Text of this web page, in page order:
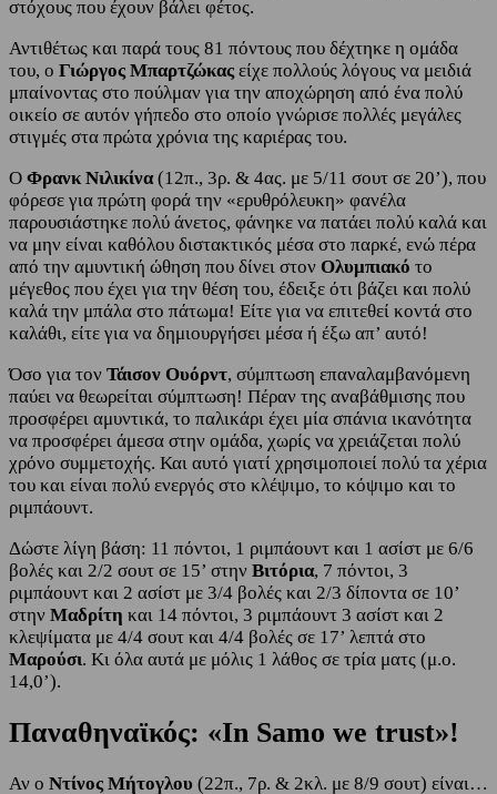
στόχους που έχουν βάλει φέτος.
Αντιθέτως και παρά τους 81 πόντους που δέχτηκε η ομάδα
του, ο Γιώργος Μπαρτζώκας είχε πολλούς λόγους να μειδιά
μπαίνοντας στο πούλμαν για την αποχώρηση από ένα πολύ
οικείο σε αυτόν γήπεδο στο οποίο γνώρισε πολλές μεγάλες
στιγμές στα πρώτα χρόνια της καριέρας του.
Ο Φρανκ Νιλικίνα(12π., 3ρ. & 4ας. με 5/11 σουτ σε 20’), που
φόρεσε για πρώτη φορά την «ερυθρόλευκη» φανέλα
παρουσιάστηκε πολύ άνετος, φάνηκε να πατάει πολύ καλά και
να μην είναι καθόλου διστακτικός μέσα στο παρκέ, ενώ πέρα
από την αμυντική ώθηση που δίνει στον Ολυμπιακό το
μέγεθος που έχει για την θέση του, έδειξε ότι βάζει και πολύ
καλά την μπάλα στο πάτωμα! Είτε για να επιτεθεί κοντά στο
καλάθι, είτε για να δημιουργήσει μέσα ή έξω απ’ αυτό!
Όσο για τον Τάισον Ουόρντ, σύμπτωση επαναλαμβανόμενη
παύει να θεωρείται σύμπτωση! Πέραν της αναβάθμισης που
προσφέρει αμυντικά, το παλικάρι έχει μία σπάνια ικανότητα
να προσφέρει άμεσα στην ομάδα, χωρίς να χρειάζεται πολύ
χρόνο συμμετοχής. Και αυτό γιατί χρησιμοποιεί πολύ τα χέρια
του και είναι πολύ ενεργός στο κλέψιμο, το κόψιμο και το
ριμπάουντ.
Δώστε λίγη βάση: 11 πόντοι, 1 ριμπάουντ και 1 ασίστ με 6/6
βολές και 2/2 σουτ σε 15’ στην Βιτόρια, 7 πόντοι, 3
ριμπάουντ και 2 ασίστ με 3/4 βολές και 2/3 δίποντα σε 10’
στην Μαδρίτη και 14 πόντοι, 3 ριμπάουντ 3 ασίστ και 2
κλεψίματα με 4/4 σουτ και 4/4 βολές σε 17’ λεπτά στο
Μαρούσι. Κι όλα αυτά με μόλις 1 λάθος σε τρία ματς (μ.ο.
14,0’).
Παναθηναϊκός: «In Samo we trust»!
Αν ο Ντίνος Μήτογλου (22π., 7ρ. & 2κλ. με 8/9 σουτ) είναι…